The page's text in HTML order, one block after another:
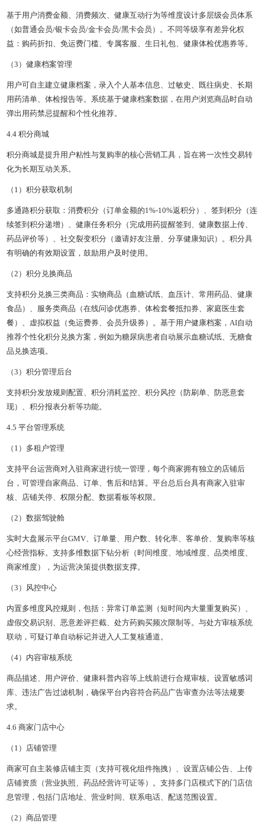
基于用户消费金额、消费频次、健康互动行为等维度设计多层级会员体系
（如普通会员/银卡会员/金卡会员/黑卡会员）。不同等级享有差异化权
益：购药折扣、免运费门槛、专属客服、生日礼包、健康体检优惠券等。
（3）健康档案管理
用户可自主建立健康档案，录入个人基本信息、过敏史、既往病史、长期
用药清单、体检报告等。系统基于健康档案数据，在用户浏览商品时自动
弹出用药禁忌提醒和个性化推荐。
4.4 积分商城
积分商城是提升用户粘性与复购率的核心营销工具，旨在将一次性交易转
化为长期互动关系。
（1）积分获取机制
多通路积分获取：消费积分（订单金额的1%-10%返积分）、签到积分（连
续签到积分递增）、健康任务积分（完成用药提醒签到、健康数据上传、
药品评价等）、社交裂变积分（邀请好友注册、分享健康知识）。积分具
有明确的有效期设置，鼓励用户及时使用。
（2）积分兑换商品
支持积分兑换三类商品：实物商品（血糖试纸、血压计、常用药品、健康
食品）、服务类商品（在线问诊优惠券、体检套餐抵扣券、家庭医生套
餐）、虚拟权益（免运费券、会员升级券）。基于用户健康档案，AI自动
推荐个性化积分兑换方案，例如为糖尿病患者自动展示血糖试纸、无糖食
品兑换选项。
（3）积分管理后台
支持积分发放规则配置、积分消耗监控、积分风控（防刷单、防恶意套
现）、积分报表分析等功能。
4.5 平台管理系统
（1）多租户管理
支持平台运营商对入驻商家进行统一管理，每个商家拥有独立的店铺后
台，可管理自家商品、订单、售后和结算。平台总后台具有商家入驻审
核、店铺关停、权限分配、数据看板等权限。
（2）数据驾驶舱
实时大盘展示平台GMV、订单量、用户数、转化率、客单价、复购率等核
心经营指标。支持多维数据下钻分析（时间维度、地域维度、品类维度、
商家维度），为运营决策提供数据支撑。
（3）风控中心
内置多维度风控规则，包括：异常订单监测（短时间内大量重复购买）、
虚假交易识别、恶意差评拦截、处方药购买频次限制等。与处方审核系统
联动，可疑订单自动标记并进入人工复核通道。
（4）内容审核系统
商品描述、用户评价、健康科普内容等上线前进行合规审核。设置敏感词
库、违法广告过滤机制，确保平台内容符合药品广告审查办法等法规要
求。
4.6 商家门店中心
（1）店铺管理
商家可自主装修店铺主页（支持可视化组件拖拽）、设置店铺公告、上传
店铺资质（营业执照、药品经营许可证等）。支持多门店模式下的门店信
息管理，包括门店地址、营业时间、联系电话、配送范围设置。
（2）商品管理